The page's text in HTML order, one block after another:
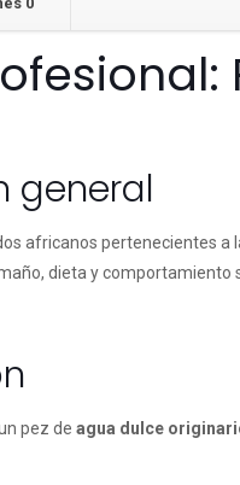
general
africanos pertenecientes a
dieta y comportamiento
pez de agua dulce